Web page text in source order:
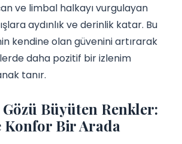
ve limbal halkayı vurgulayan
aydınlık ve derinlik katar. Bu
kendine olan güvenini artırarak
daha pozitif bir izlenim
tanır.
Büyüten Renkler:
Konfor Bir Arada